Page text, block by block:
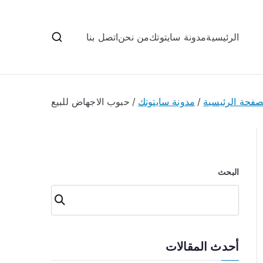
الرئيسيةمدونة سايتوتكمن نحناتصل بنا
الرئيسية مدونة سايتوتك حبوب الاجهاض للبيع
البحث
البحث
أحدث المقالات